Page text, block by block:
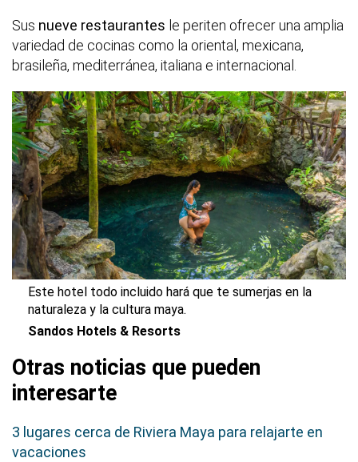
Sus nueve restaurantes le periten ofrecer una amplia
variedad de cocinas como la oriental, mexicana,
brasileña, mediterránea, italiana e internacional.
Este hotel todo incluido hará que te sumerjas en la
naturaleza y la cultura maya.
Sandos Hotels & Resorts
Otras noticias que pueden
interesarte
3 lugares cerca de Riviera Maya para relajarte en
vacaciones